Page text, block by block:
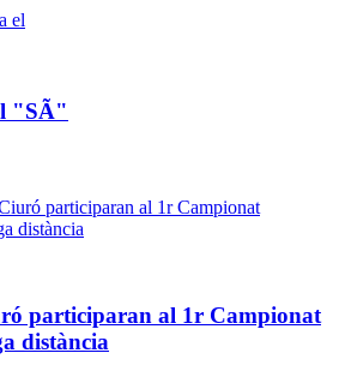
"SÃ"
participaran al 1r Campionat
distància